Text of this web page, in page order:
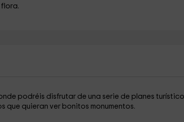
podréis disfrutar de una serie de planes
que quieran ver bonitos monumentos.